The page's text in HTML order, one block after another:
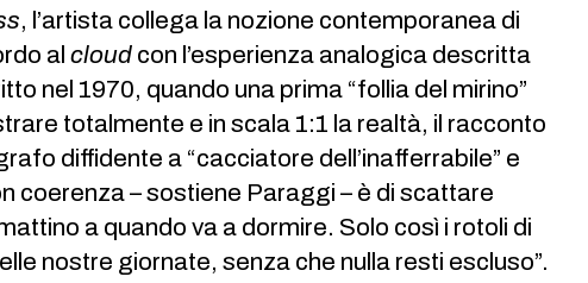
, l’artista collega la nozione contemporanea di
alcloudcon l’esperienza analogica descritta
nel 1970, quando una prima “follia del mirino”
totalmente e in scala 1:1 la realtà, il racconto
diffidente a “cacciatore dell’inafferrabile” e
coerenza – sostiene Paraggi – è di scattare
a quando va a dormire. Solo così i rotoli di
nostre giornate, senza che nulla resti escluso”.